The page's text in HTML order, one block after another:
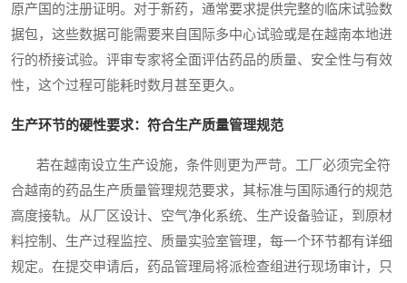
原产国的注册证明。对于新药，通常要求提供完整的临床试验数
据包，这些数据可能需要来自国际多中心试验或是在越南本地进
行的桥接试验。评审专家将全面评估药品的质量、安全性与有效
性，这个过程可能耗时数月甚至更久。
生产环节的硬性要求：符合生产质量管理规范
若在越南设立生产设施，条件则更为严苛。工厂必须完全符
合越南的药品生产质量管理规范要求，其标准与国际通行的规范
高度接轨。从厂区设计、空气净化系统、生产设备验证，到原材
料控制、生产过程监控、质量实验室管理，每一个环节都有详细
规定。在提交申请后，药品管理局将派检查组进行现场审计，只